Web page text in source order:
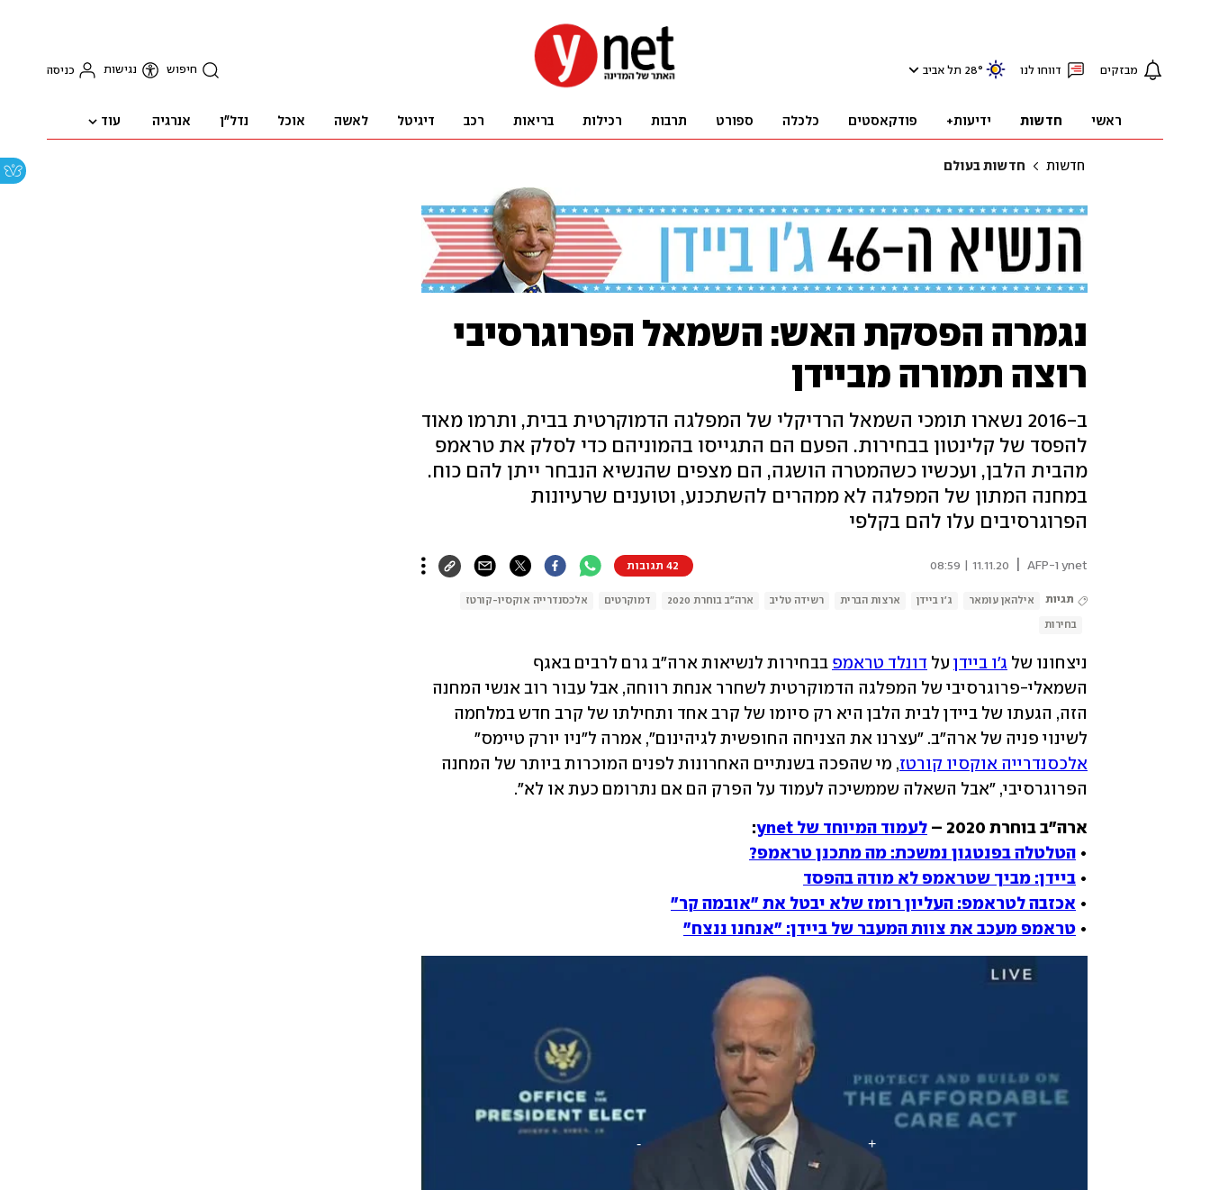
מבזקים דווחו לנו 28° תל אביב חיפוש נגישות כניסה
ראשי חדשות ידיעות+ פודקאסטים כלכלה ספורט תרבות רכילות בריאות רכב דיגיטל לאשה אוכל נדל"ן אנרגיה עוד
חדשות חדשות בעולם
נגמרה הפסקת האש: השמאל הפרוגרסיבי
רוצה תמורה מביידן
ב-2016 נשארו תומכי השמאל הרדיקלי של המפלגה הדמוקרטית בבית, ותרמו מאוד
להפסד של קלינטון בבחירות. הפעם הם התגייסו בהמוניהם כדי לסלק את טראמפ
מהבית הלבן, ועכשיו כשהמטרה הושגה, הם מצפים שהנשיא הנבחר ייתן להם כוח.
במחנה המתון של המפלגה לא ממהרים להשתכנע, וטוענים שרעיונות
הפרוגרסיבים עלו להם בקלפי
ynet ו-AFP 11.11.20 | 08:59 42 תגובות
תגיות אילהאן עומאר ג'ו ביידן ארצות הברית רשידה טליב ארה"ב בוחרת 2020 דמוקרטים אלכסנדרייה אוקסיו-קורטז
בחירות
ניצחונו של ג'ו ביידן על דונלד טראמפ
לשינוי פניה של ארה"ב. "עצרנו את הצניחה החופשית לגיהינום", אמרה ל"ניו יורק טיימס"
אלכסנדרייה אוקסיו קורטז
הפרוגרסיבי, "אבל השאלה שממשיכה לעמוד על הפרק הם אם נתרומם כעת או לא".
ארה"ב בוחרת 2020 – לעמוד המיוחד של ynet
• הטלטלה בפנטגון נמשכת: מה מתכנן טראמפ?
• ביידן: מביך שטראמפ לא מודה בהפסד
• אכזבה לטראמפ: העליון רומז שלא יבטל את "אובמה קר"
• טראמפ מעכב את צוות המעבר של ביידן: "אנחנו ננצח"